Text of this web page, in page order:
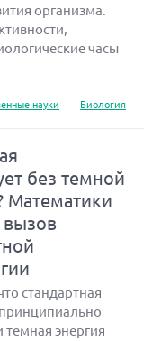
организма.
часы
науки
Биология
без темной
Математики
вызов
стандартная
темная энергия